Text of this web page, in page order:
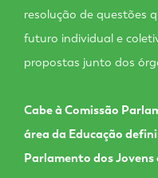
resolução de questões
futuro individual e
propostas junto dos
Cabe à Comissão
área da Educação
Parlamento dos Jovens